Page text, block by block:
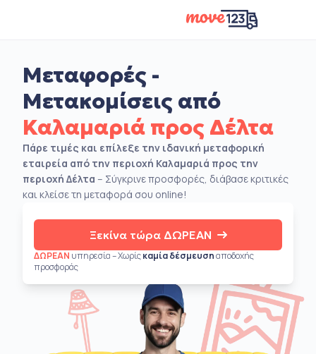
Μεταφορές -
Μετακομίσεις από
Καλαμαριά προς Δέλτα
Πάρε τιμές και επίλεξε την ιδανική μεταφορική
εταιρεία από την περιοχή Καλαμαριά προς την
περιοχή Δέλτα – Σύγκρινε προσφορές, διάβασε κριτικές
και κλείσε τη μεταφορά σου online!
Ξεκίνα τώρα ΔΩΡΕΑΝ
ΔΩΡΕΑΝ υπηρεσία – Χωρίςκαμία δέσμευσηαποδοχής
προσφοράς